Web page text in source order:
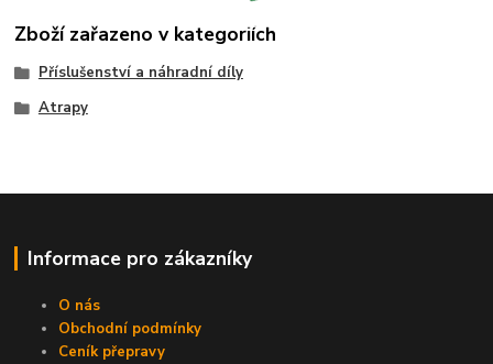
Zboží zařazeno v kategoriích
Příslušenství a náhradní díly
Atrapy
Informace pro zákazníky
O nás
Obchodní podmínky
Ceník přepravy